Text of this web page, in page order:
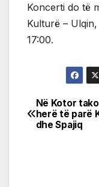
Koncerti do të
Kulturë –
17:00.
Post
Në Kotor
herë të parë
dhe Spajiq